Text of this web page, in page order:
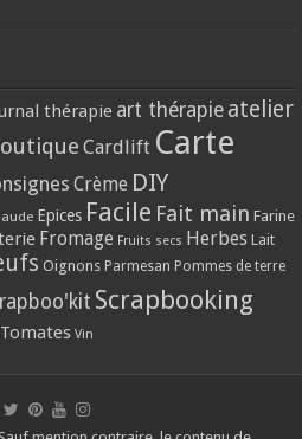
thérapie art thérapie atelier
Cardlift Carte
Crème DIY
Epices Facile Fait main Farine
Fromage Fruits secs Herbes Lait
Oignons Parmesan Pommes de terre
Scrapbooking
Tomates Vin